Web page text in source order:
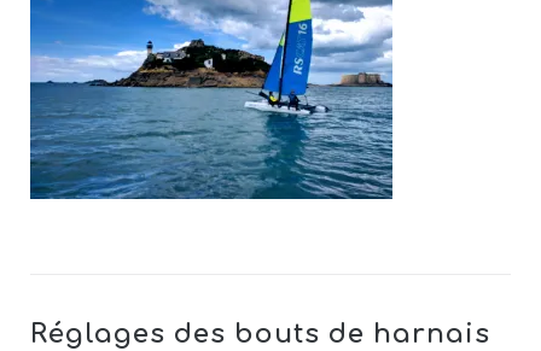
Réglages des bouts de harnais